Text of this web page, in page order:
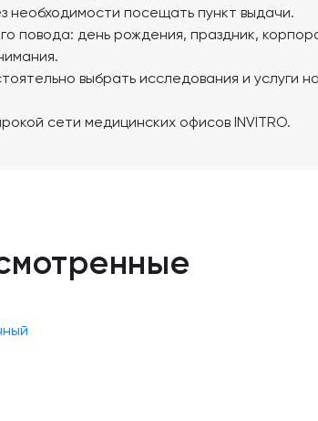
необходимости посещать пункт выдачи.
повода: день рождения, праздник,
выбрать исследования и услуги
сети медицинских офисов INVITRO.